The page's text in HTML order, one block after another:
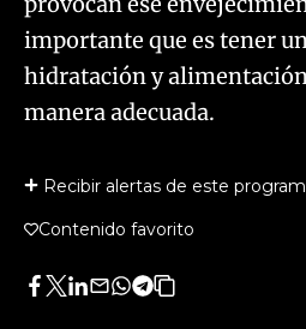
importante que es tener
hidratación y
manera adecuada.
Recibir alertas de este
Contenido favorito
Facebook
Twitter
LinkedIn
Enviar
Whatsapp
Telegram
Copiar